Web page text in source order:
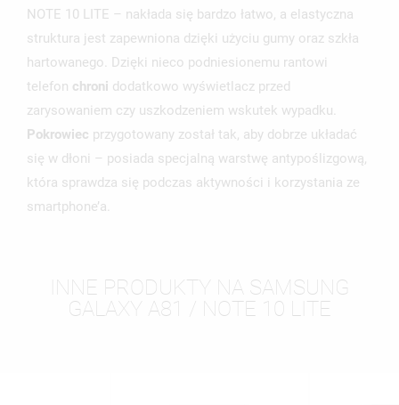
NOTE 10 LITE – nakłada się bardzo łatwo, a elastyczna
struktura jest zapewniona dzięki użyciu gumy oraz szkła
hartowanego. Dzięki nieco podniesionemu rantowi
telefon chroni dodatkowo wyświetlacz przed
zarysowaniem czy uszkodzeniem wskutek wypadku.
Pokrowiec przygotowany został tak, aby dobrze układać
się w dłoni – posiada specjalną warstwę antypoślizgową,
która sprawdza się podczas aktywności i korzystania ze
smartphone’a.
INNE PRODUKTY NA SAMSUNG
GALAXY A81 / NOTE 10 LITE
ANULUJ UTWÓRZ LISTĘ ŻYCZEŃ